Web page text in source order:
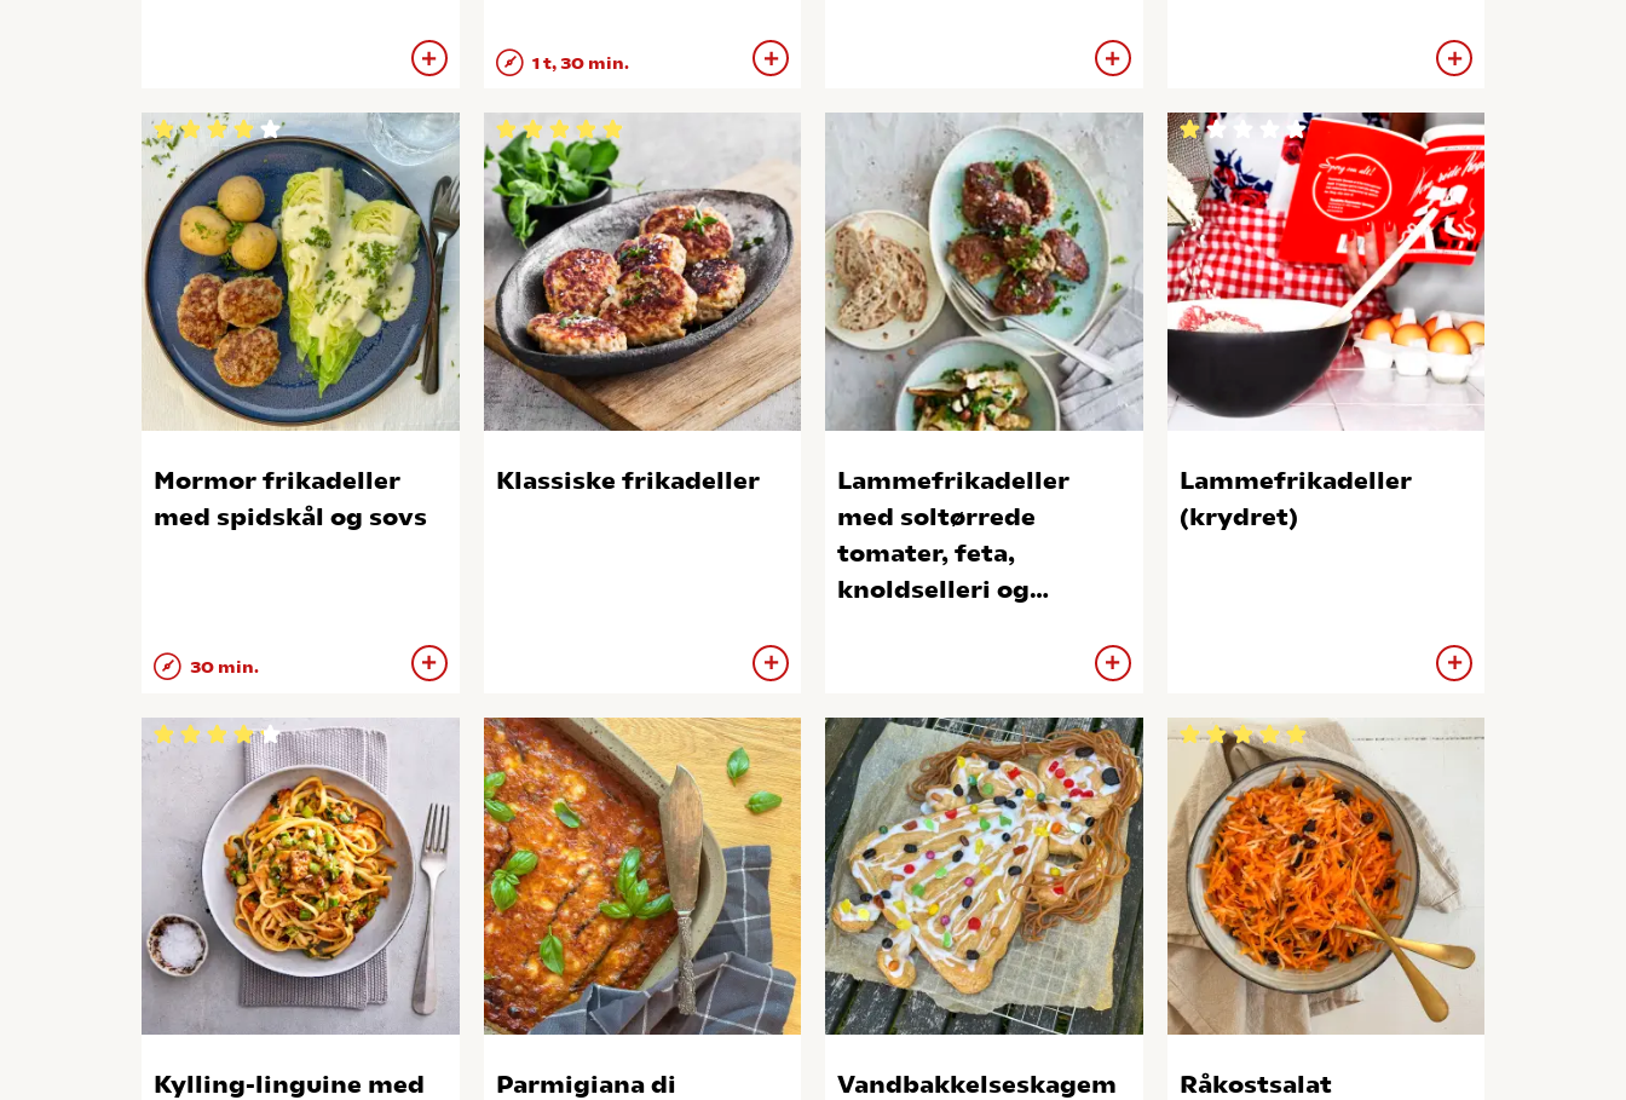
1 t, 30 min.
Mormor frikadeller
med spidskål og sovs
30 min.
Klassiske frikadeller
Lammefrikadeller
med soltørrede
tomater, feta,
knoldselleri og
Lammefrikadeller
(krydret)
Kylling-linguine med
Parmigiana di
Vandbakkelseskagem
Råkostsalat